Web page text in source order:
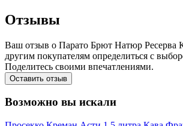
Отзывы
Ваш отзыв о Парато Брют Натюр Ресерва
другим покупателям определиться с
Поделитесь своими впечатлениями.
Оставить отзыв
Возможно вы искали